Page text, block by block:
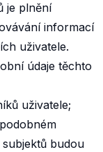
je plnění
informací
uživatele.
údaje těchto
uživatele;
budou